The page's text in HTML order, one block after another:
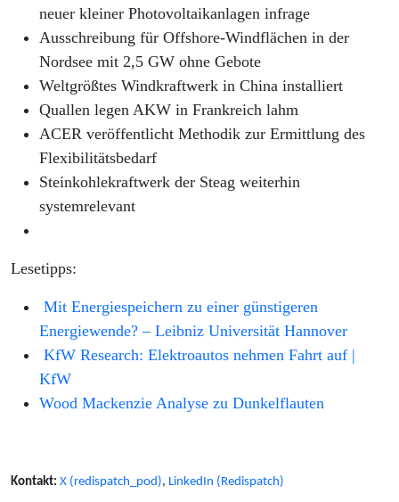
neuer kleiner Photovoltaikanlagen infrage
Ausschreibung für Offshore-Windflächen in der
Nordsee mit 2,5 GW ohne Gebote
Weltgrößtes Windkraftwerk in China installiert
Quallen legen AKW in Frankreich lahm
ACER veröffentlicht Methodik zur Ermittlung des
Flexibilitätsbedarf
Steinkohlekraftwerk der Steag weiterhin
systemrelevant
Lesetipps:
Mit Energiespeichern zu einer günstigeren
Energiewende? – Leibniz Universität Hannover
KfW Research: Elektroautos nehmen Fahrt auf |
KfW
Wood Mackenzie Analyse zu Dunkelflauten
Kontakt: X (redispatch_pod), LinkedIn (Redispatch)